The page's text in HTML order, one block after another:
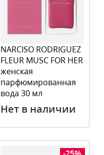
NARCISO RODRIGUEZ
FLEUR MUSC FOR HER
женская
парфюмированная
вода 30 мл
Нет в наличии